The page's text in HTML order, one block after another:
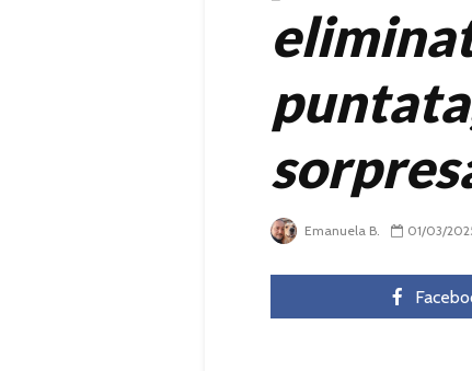
Emanuela B. 01/03/